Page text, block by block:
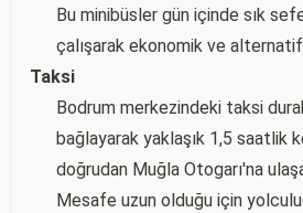
Bu minibüsler gün içinde sık
çalışarak ekonomik ve alternatif
Taksi
Bodrum merkezindeki taksi
bağlayarak yaklaşık 1,5 saatlik
doğrudan Muğla Otogarı'na
Mesafe uzun olduğu için